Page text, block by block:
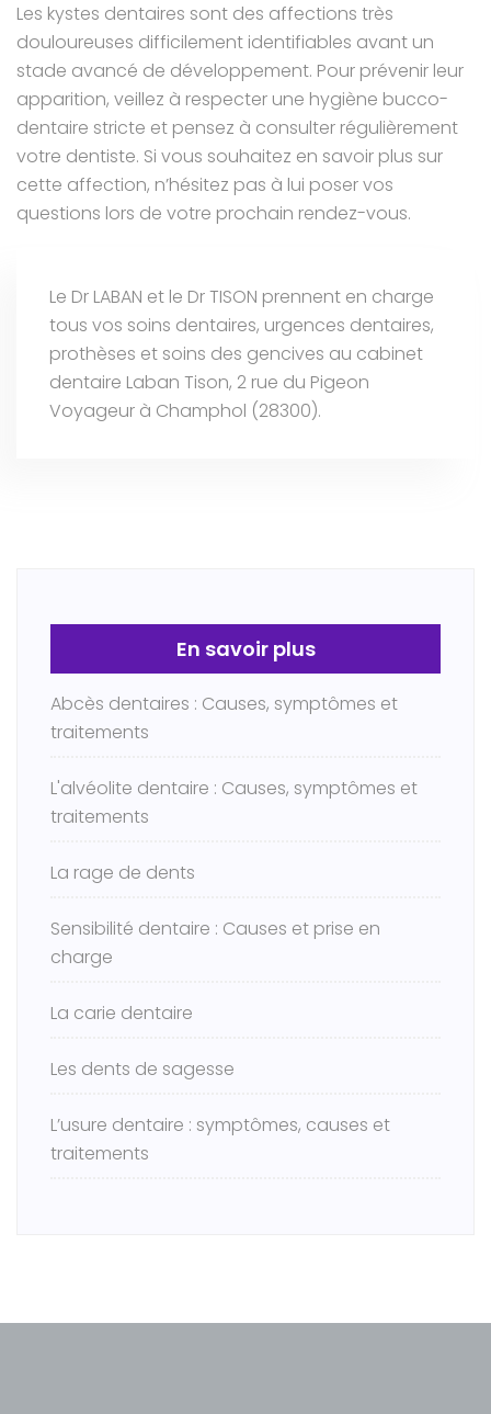
Les kystes dentaires sont des affections très
douloureuses difficilement identifiables avant un
stade avancé de développement. Pour prévenir leur
apparition, veillez à respecter une hygiène bucco-
dentaire stricte et pensez à consulter régulièrement
votre dentiste. Si vous souhaitez en savoir plus sur
cette affection, n’hésitez pas à lui poser vos
questions lors de votre prochain rendez-vous.
Le Dr LABAN et le Dr TISON prennent en charge
tous vos soins dentaires, urgences dentaires,
prothèses et soins des gencives au cabinet
dentaire Laban Tison, 2 rue du Pigeon
Voyageur à Champhol (28300).
En savoir plus
Abcès dentaires : Causes, symptômes et
traitements
L'alvéolite dentaire : Causes, symptômes et
traitements
La rage de dents
Sensibilité dentaire : Causes et prise en
charge
La carie dentaire
Les dents de sagesse
L’usure dentaire : symptômes, causes et
traitements